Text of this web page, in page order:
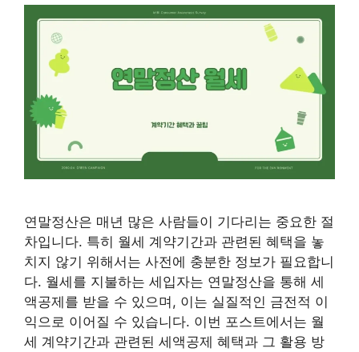
연말정산은 매년 많은 사람들이 기다리는 중요한 절
차입니다. 특히 월세 계약기간과 관련된 혜택을 놓
치지 않기 위해서는 사전에 충분한 정보가 필요합니
다. 월세를 지불하는 세입자는 연말정산을 통해 세
액공제를 받을 수 있으며, 이는 실질적인 금전적 이
익으로 이어질 수 있습니다. 이번 포스트에서는 월
세 계약기간과 관련된 세액공제 혜택과 그 활용 방